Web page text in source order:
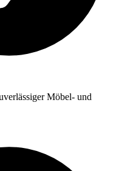
Möbel- und